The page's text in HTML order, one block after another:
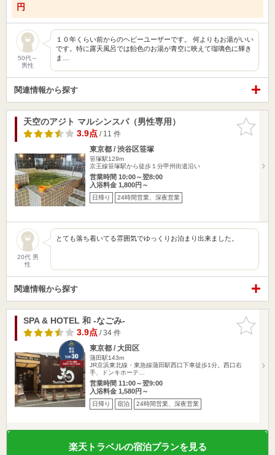
円
50代～
男性
１０年くらい前からのヘビーユーザーです。 何よりもお湯がいい
です。特に露天風呂では飴色のお湯が青空に映えて瑠璃色に輝き
ま…
関連情報から探す
お気に入
りに追加
天空のアジト マルシンスパ（男性専用）
3.9点/ 11 件
東京都 / 渋谷区笹塚
笹塚駅129m
京王線笹塚駅から徒歩１分甲州街道沿い
営業時間 10:00～翌8:00
入浴料金 1,800円～
日帰り 24時間営業、深夜営業
20代 男
性
とても落ち着いてる雰囲気でゆっくりお泊まり出来ました。
関連情報から探す
お気に入
りに追加
SPA & HOTEL 和 -なごみ-
3.9点/ 34 件
東京都 / 大田区
蒲田駅143m
JR京浜東北線・東急線蒲田駅西口下車徒歩1分。西口右
手、ドンキホーテ…
営業時間 11:00～翌9:00
入浴料金 1,580円～
日帰り 宿泊 24時間営業、深夜営業
楽天トラベルの宿泊プランを見る